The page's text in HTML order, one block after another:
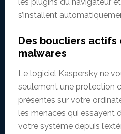
les plugins du navigateur
s’installent
Des boucliers actifs
malwares
Le logiciel Kaspersky ne
seulement une protection
présentes sur votre
les menaces qui essayent
votre système depuis